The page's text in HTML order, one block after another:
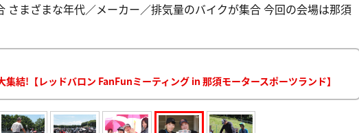
さまざまな年代／メーカー／排気量のバイクが集合 今回の会場は那須
結!【レッドバロン FanFunミーティング in 那須モータースポーツランド】